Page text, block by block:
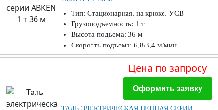
Тип: Стационарная, на крюке, УСВ
Грузоподъемность: 1 т
Высота подъема: 36 м
Скорость подъема: 6,8/3,4 м/мин
Цена по запросу
Оформить заявку
ТАЛЬ ЭЛЕКТРИЧЕСКАЯ ЦЕПНАЯ СЕРИИ